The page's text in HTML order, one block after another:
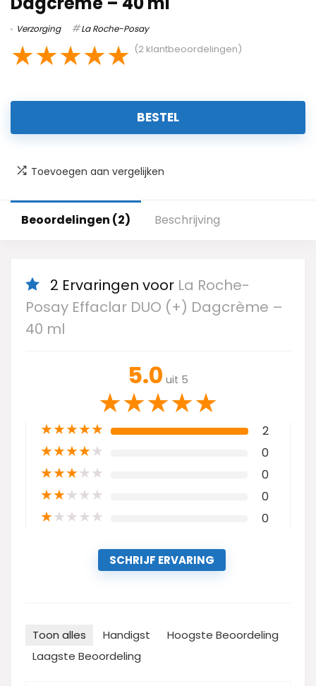
Verzorging La Roche-Posay
★★★★★ (2 klantbeoordelingen)
BESTEL
Toevoegen aan vergelijken
Beoordelingen (2) Beschrijving
2 Ervaringen voor La Roche-
Posay Effaclar DUO (+) Dagcrème –
40 ml
5.0 uit 5
★★★★★
★★★★★ 2
★★★★★ 0
★★★★★ 0
★★★★★ 0
★★★★★ 0
SCHRIJF ERVARING
Toon alles Handigst
Hoogste Beoordeling
Laagste Beoordeling